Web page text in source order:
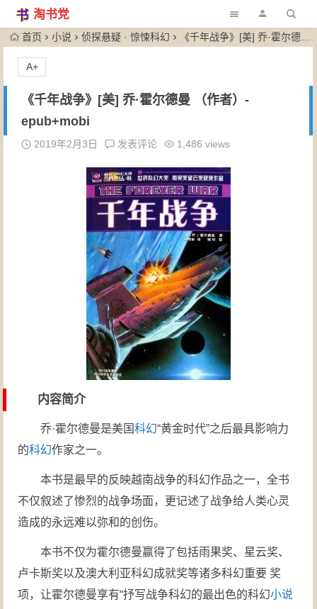
淘书党
首页 小说 侦探悬疑 · 惊悚科幻 《千年战争》[美] 乔·霍尔德曼 （作者）-epub+mobi
《千年战争》[美] 乔·霍尔德曼 （作者）-
epub+mobi
2019年2月3日 发表评论 1,486 views
内容简介
乔·霍尔德曼是美国科幻“黄金时代”之后最具影响力
的科幻作家之一。
本书是最早的反映越南战争的科幻作品之一，全书
不仅叙述了惨烈的战争场面，更记述了战争给人类心灵
造成的永远难以弥和的创伤。
本书不仅为霍尔德曼赢得了包括雨果奖、星云奖、
卢卡斯奖以及澳大利亚科幻成就奖等诸多科幻重要 奖
项，让霍尔德曼享有“抒写战争科幻的最出色的科幻小说
A+